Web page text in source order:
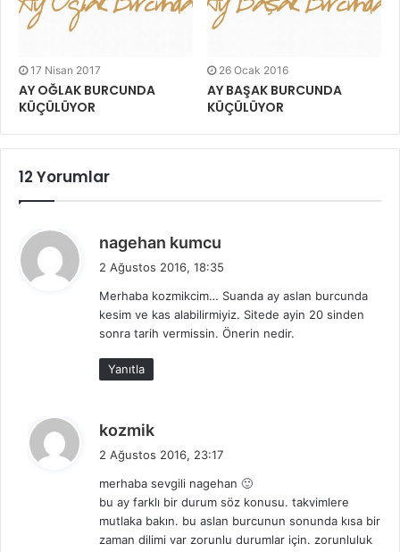
17 Nisan 2017
AY OĞLAK BURCUNDA
KÜÇÜLÜYOR
26 Ocak 2016
AY BAŞAK BURCUNDA
KÜÇÜLÜYOR
12 Yorumlar
nagehan kumcu
i
k
i
2 Ağustos 2016, 18:35
Merhaba kozmikcim… Suanda ay aslan burcunda
kesim ve kas alabilirmiyiz. Sitede ayin 20 sinden
sonra tarih vermissin. Önerin nedir.
Yanıtla
kozmik
i
k
i
2 Ağustos 2016, 23:17
merhaba sevgili nagehan 🙂
bu ay farklı bir durum söz konusu. takvimlere
mutlaka bakın. bu aslan burcunun sonunda kısa bir
zaman dilimi var zorunlu durumlar için. zorunluluk